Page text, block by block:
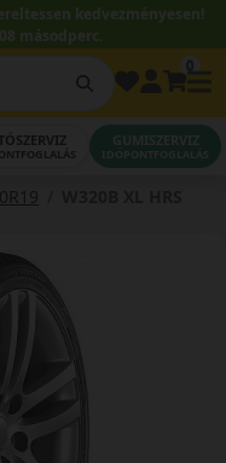
kedvezményesen!
másodperc.
GUMISZERVIZ
IDŐPONTFOGLALÁS